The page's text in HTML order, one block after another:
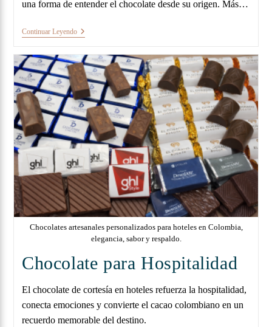
una forma de entender el chocolate desde su origen. Más…
Continuar Leyendo
Chocolates artesanales personalizados para hoteles en Colombia,
elegancia, sabor y respaldo.
Chocolate para Hospitalidad
El chocolate de cortesía en hoteles refuerza la hospitalidad,
conecta emociones y convierte el cacao colombiano en un
recuerdo memorable del destino.